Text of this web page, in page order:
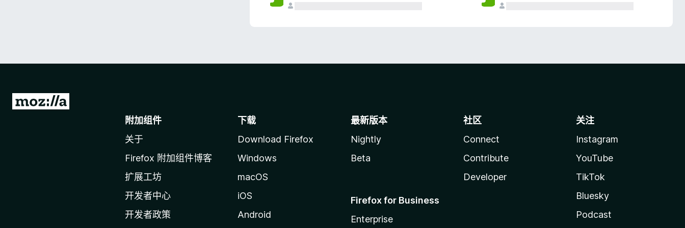
转
附加组件
关于
Firefox 附加组件博客
扩展工坊
开发者中心
开发者政策
下载
Download Firefox
Windows
macOS
iOS
Android
最新版本
Nightly
Beta
Firefox for Business
Enterprise
社区
Connect
Contribute
Developer
关注
Instagram
YouTube
TikTok
Bluesky
Podcast